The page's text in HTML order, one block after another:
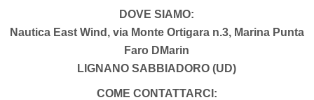
DOVE SIAMO:
Nautica East Wind, via Monte Ortigara n.3, Marina Punta
Faro DMarin
LIGNANO SABBIADORO (UD)
COME CONTATTARCI: